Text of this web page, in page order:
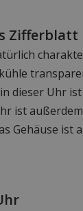
Zifferblatt
dieser Uhr
ist
Gehäuse ist